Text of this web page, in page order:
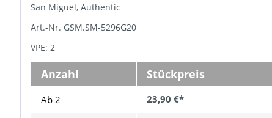
San Miguel, Authentic
Art.-Nr. GSM.SM-5296G20
VPE: 2
Anzahl Stückpreis
Ab 2 23,90 €*